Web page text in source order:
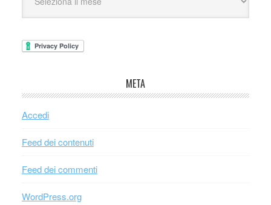
META
Accedi
Feed dei contenuti
Feed dei commenti
WordPress.org